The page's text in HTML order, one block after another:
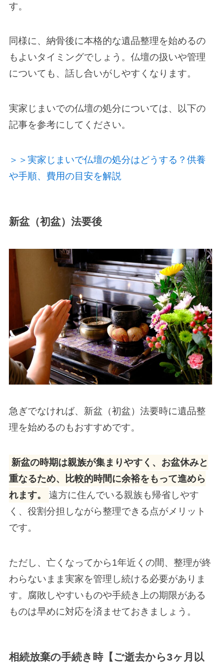
す。
同様に、納骨後に本格的な遺品整理を始めるの
もよいタイミングでしょう。仏壇の扱いや管理
についても、話し合いがしやすくなります。
実家じまいでの仏壇の処分については、以下の
記事を参考にしてください。
＞＞実家じまいで仏壇の処分はどうする？供養
や手順、費用の目安を解説
新盆（初盆）法要後
急ぎでなければ、新盆（初盆）法要時に遺品整
理を始めるのもおすすめです。
新盆の時期は親族が集まりやすく、お盆休みと
重なるため、比較的時間に余裕をもって進めら
れます。
遠方に住んでいる親族も帰省しやす
く、役割分担しながら整理できる点がメリット
です。
ただし、亡くなってから1年近くの間、整理が終
わらないまま実家を管理し続ける必要がありま
す。腐敗しやすいものや手続き上の期限がある
ものは早めに対応を済ませておきましょう。
相続放棄の手続き時【ご逝去から3ヶ月以